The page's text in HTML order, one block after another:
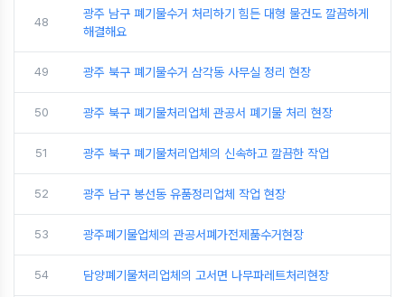
48
광주 남구 폐기물수거 처리하기 힘든 대형 물건도 깔끔하게
해결해요
49 광주 북구 폐기물수거 삼각동 사무실 정리 현장
50 광주 북구 폐기물처리업체 관공서 폐기물 처리 현장
51 광주 북구 폐기물처리업체의 신속하고 깔끔한 작업
52 광주 남구 봉선동 유품정리업체 작업 현장
53 광주폐기물업체의 관공서폐가전제품수거현장
54 담양폐기물처리업체의 고서면 나무파레트처리현장